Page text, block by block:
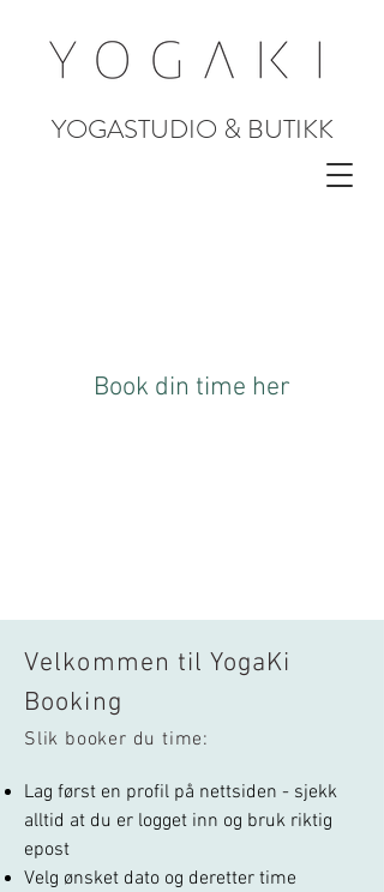
YOGASTUDIO & BUTIKK
Book din time her
Velkommen til YogaKi
Booking
Slik booker du time:
Lag først en profil på nettsiden - sjekk
alltid at du er logget inn og bruk riktig
epost
Velg ønsket dato og deretter time